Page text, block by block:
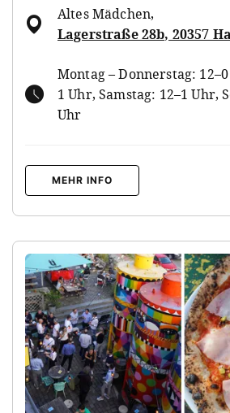
Altes Mädchen,
Lagerstraße 28b, 20357
Montag – Donnerstag:
1 Uhr, Samstag: 12–1 Uhr,
Uhr
MEHR INFO